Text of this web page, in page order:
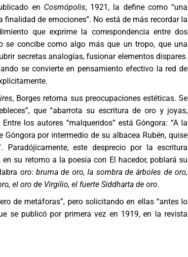
en Cosmópolis, 1921, la define como “una
de emociones”. No está de más recordar la
que exprime la correspondencia entre dos
se concibe como algo más que un tropo, que una
secretas analogías, fusionar elementos dispares.
se convierte en pensamiento efectivo la red de
, Borges retoma sus preocupaciones estéticas. Se
que “abarrota su escritura de oro y joyas,
los autores “malqueridos” está Góngora: “A la
por intermedio de su albacea Rubén, quise
Paradójicamente, este desprecio por la escritura
su retorno a la poesía con El hacedor, poblará su
oro: bruma de oro, la sombra de árboles de oro,
el oro de Virgilio, el fuerte Siddharta de oro.
de metáforas”, pero solicitando en ellas “antes lo
se publicó por primera vez en 1919, en la revista